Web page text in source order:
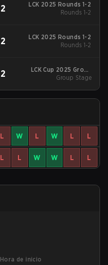
2
LCK 2025 Rounds 1-2
Rounds 1-2
2
LCK 2025 Rounds 1-2
Rounds 1-2
2
LCK Cup 2025 Group
Stage
Group Stage
L W L W L L
L L W W L L
Hora de inicio